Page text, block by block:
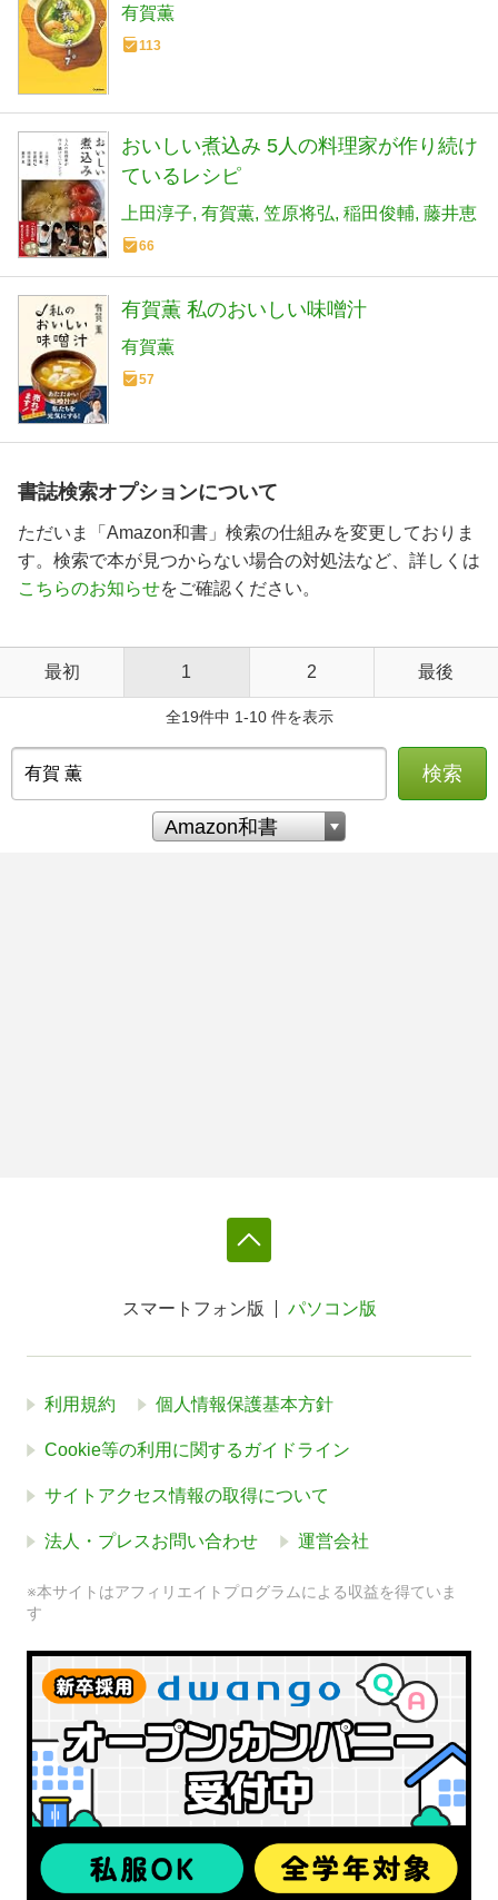
有賀薫
113
おいしい煮込み 5人の料理家が作り続け
ているレシピ
上田淳子 有賀薫 笠原将弘 稲田俊輔 藤井恵
66
有賀薫 私のおいしい味噌汁
有賀薫
57
書誌検索オプションについて
ただいま「Amazon和書」検索の仕組みを変更しておりま
す。検索で本が見つからない場合の対処法など、詳しくは
こちらのお知らせをご確認ください。
最初 1 2 最後
全19件中 1-10 件を表示
検索
スマートフォン版 パソコン版
利用規約 個人情報保護基本方針
Cookie等の利用に関するガイドライン
サイトアクセス情報の取得について
法人・プレスお問い合わせ 運営会社
※本サイトはアフィリエイトプログラムによる収益を得ていま
す